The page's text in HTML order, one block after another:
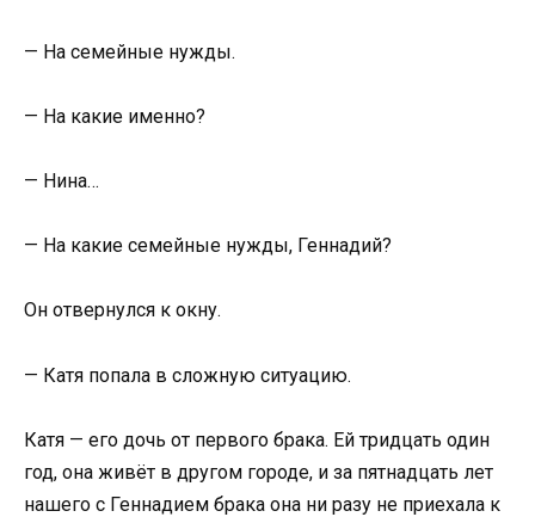
— На семейные нужды.
— На какие именно?
— Нина…
— На какие семейные нужды, Геннадий?
Он отвернулся к окну.
— Катя попала в сложную ситуацию.
Катя — его дочь от первого брака. Ей тридцать один
год, она живёт в другом городе, и за пятнадцать лет
нашего с Геннадием брака она ни разу не приехала к